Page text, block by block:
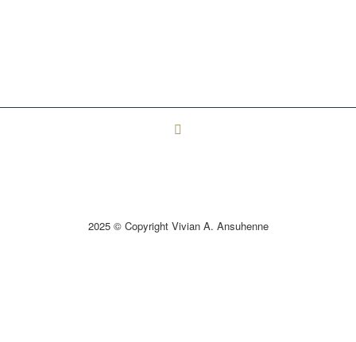
2025 © Copyright Vivian A. Ansuhenne